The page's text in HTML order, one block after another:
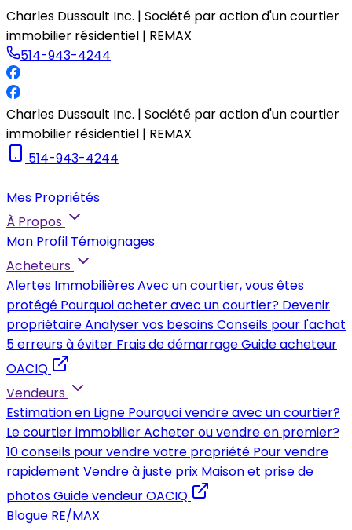
Charles Dussault Inc. | Société par action d'un courtier
immobilier résidentiel | REMAX
514-943-4244
Charles Dussault Inc. | Société par action d'un courtier
immobilier résidentiel | REMAX
514-943-4244
Mes Propriétés
À Propos
Mon Profil Témoignages
Acheteurs
Alertes ImmobilièresAvec un courtier, vous êtes
protégé Pourquoi acheter avec un courtier? Devenir
propriétaireAnalyser vos besoinsConseils pour l'achat
5 erreurs à éviter Frais de démarrageGuide acheteur
OACIQ
Vendeurs
Estimation en Ligne Pourquoi vendre avec un courtier?
Le courtier immobilierAcheter ou vendre en premier?
10 conseils pour vendre votre propriété Pour vendre
rapidement Vendre à juste prix Maison et prise de
photosGuide vendeur OACIQ
Blogue RE/MAX